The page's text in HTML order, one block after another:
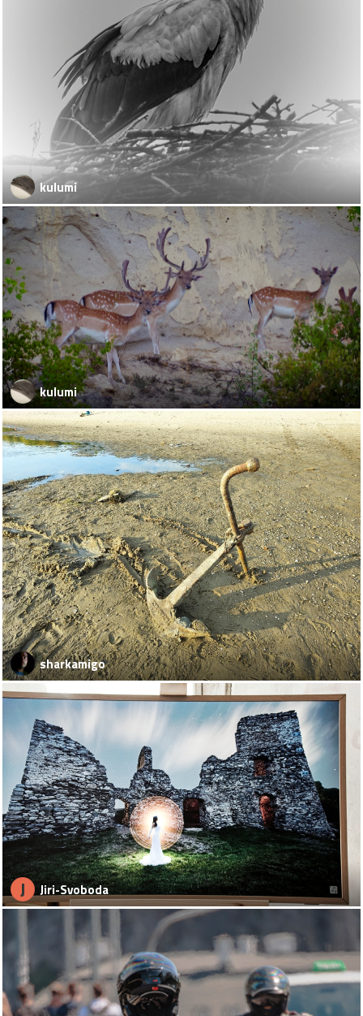
kulumi
kulumi
sharkamigo
J Jiri-Svoboda